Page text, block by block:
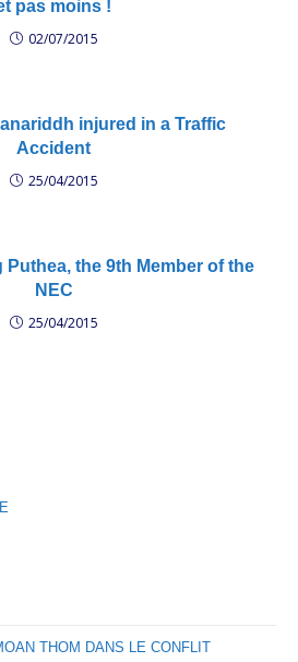
pas moins !
02/07/2015
injured in a Traffic
Accident
25/04/2015
Puthea, the 9th Member of the
NEC
25/04/2015
THOM DANS LE CONFLIT